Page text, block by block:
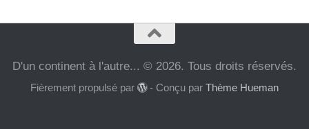
D'un continent à l'autre... © 2026. Tous droits réservés.
Fièrement propulsé par - Conçu parThème Hueman